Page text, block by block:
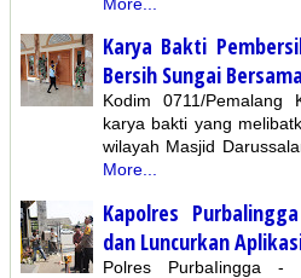
Karya Bakti
Bersih Sungai
Kodim 0711/Pemalang
karya bakti yang
wilayah Masjid
More...
Kapolres
dan Luncurkan
Polres PurbaIingga